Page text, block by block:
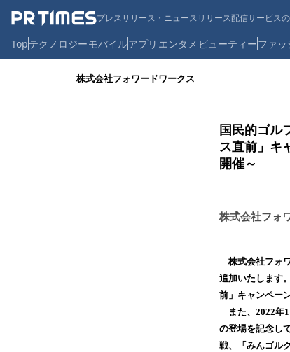
プレスリリース・ニュースリリース配信サービス
Topテクノロジーモバイルアプリ エンタメ ビューティーファッ
株式会社フォワードワークス
国民的ゴル
ス直前」キ
開催～
株式会社フォ
株式会社フォ
追加いたします
前」キャンペー
また、2022年
の登場を記念し
戦、「みんゴル